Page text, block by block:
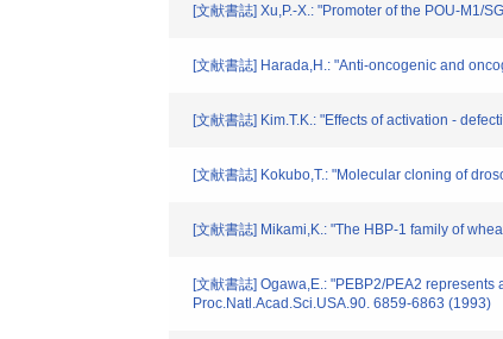
[文献書誌] Xu,P.-X.: "Promoter of the POU-M1/
[文献書誌] Harada,H.: "Anti-oncogenic and
[文献書誌] Kim.T.K.: "Effects of activation -
[文献書誌] Kokubo,T.: "Molecular cloning of
[文献書誌] Mikami,K.: "The HBP-1 family of
[文献書誌] Ogawa,E.: "PEBP2/PEA2
Proc.Natl.Acad.Sci.USA.90. 6859-6863 (1993)